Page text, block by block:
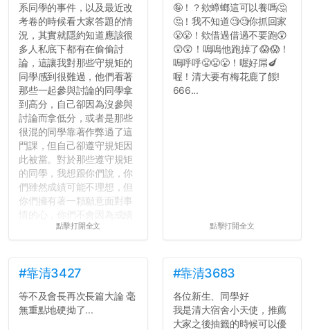
系同學的事件，以及最近改
考卷的時候看大家答題的情
況，其實就隱約知道應該很
多人私底下都有在偷偷討
論，這讓我對那些守規矩的
同學感到很難過，他們看著
那些一起參與討論的同學拿
到高分，自己卻因為沒參與
討論而拿低分，或者是那些
很混的同學靠著作弊過了這
門課，但自己卻遵守規矩因
此被當。對於那些遵守規矩
的同學，我想跟你們說，你
們雖然成績可能不理想，但
你們擁有著一顆願意面對事
壓力而選擇逃避(作弊)，在
績無法體現你們的努力，但
往後你們正直的態度一定會
讓你們在社會上適應得更
好。最後，那些作弊的同
點擊打開全文
🤪！？欸蟑螂這可以養嗎🤔
🤔！我不知道🧐🧐你抓回家
😤😤！欸借過借過不要跑😲
😲😲！嗚嗚他跑掉了😱😱！
嗚呼呼😤😤😤！喔好屌🍆
喔！清大要有梅花鹿了餒!
666...
點擊打開全文
#靠清3427
等不及會長再次長篇大論 毫
無重點地硬拗了...
#靠清3683
各位新生、同學好
我是清大宿舍小天使，推薦
大家之後抽籤的時候可以優